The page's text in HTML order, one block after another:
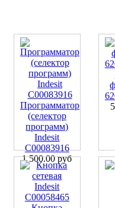
Программатор
(селектор
программ)
Indesit
C00083916
1 500.00 руб